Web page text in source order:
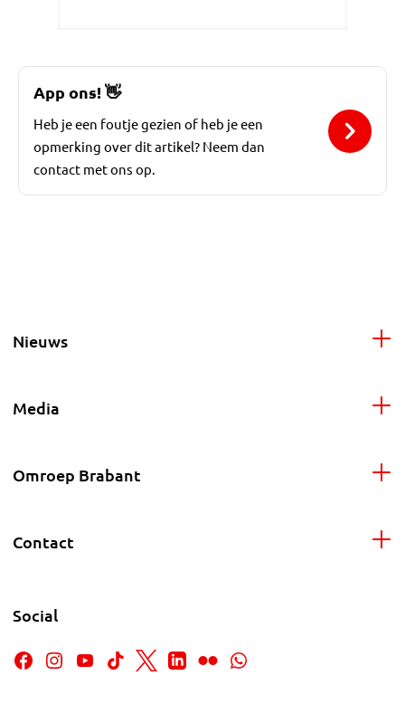
App ons!👋
Heb je een foutje gezien of heb je een
opmerking over dit artikel? Neem dan
contact met ons op.
Nieuws
Media
Omroep Brabant
Contact
Social